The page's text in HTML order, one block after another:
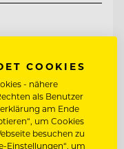
COOKIES
- nähere
als Benutzer
am Ende
um Cookies
besuchen zu
Einstellungen“, um